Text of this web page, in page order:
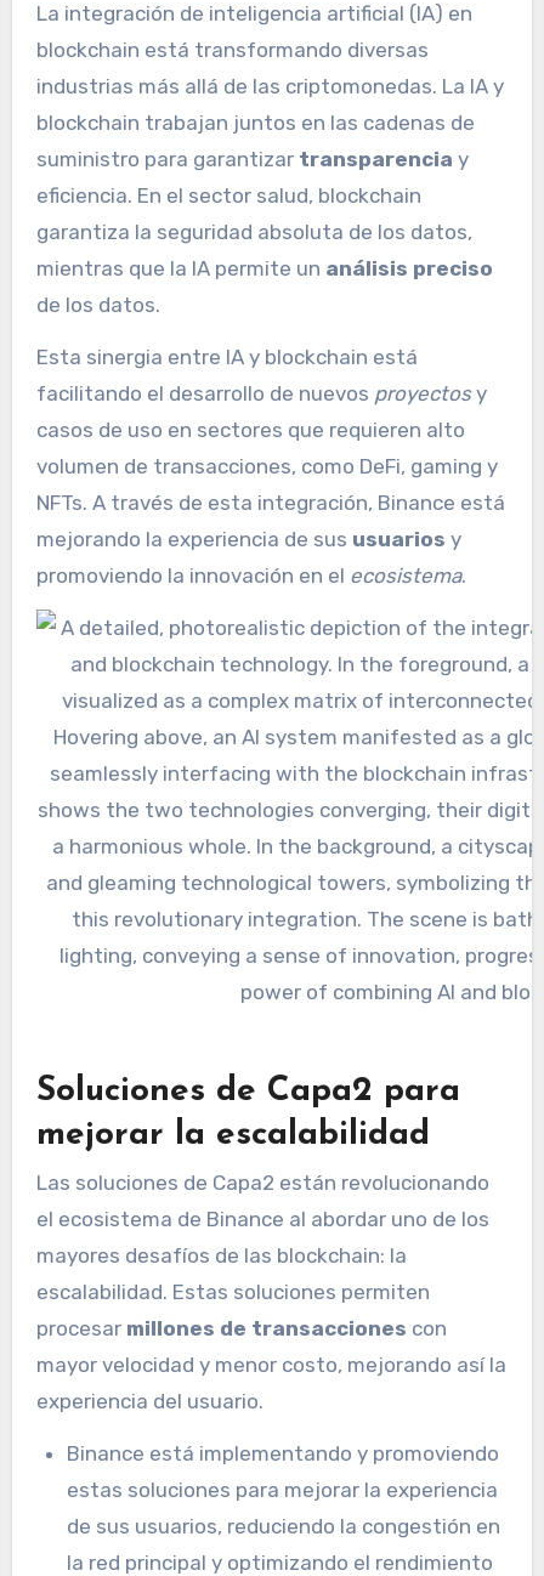
La integración de inteligencia artificial (IA) en
blockchain está transformando diversas
industrias más allá de las criptomonedas. La IA y
blockchain trabajan juntos en las cadenas de
suministro para garantizar transparencia y
eficiencia. En el sector salud, blockchain
garantiza la seguridad absoluta de los datos,
mientras que la IA permite un análisis preciso
de los datos.
Esta sinergia entre IA y blockchain está
facilitando el desarrollo de nuevos proyectosy
casos de uso en sectores que requieren alto
volumen de transacciones, como DeFi, gaming y
NFTs. A través de esta integración, Binance está
mejorando la experiencia de sus usuarios y
promoviendo la innovación en el ecosistema.
Soluciones de Capa2 para
mejorar la escalabilidad
Las soluciones de Capa2 están revolucionando
el ecosistema de Binance al abordar uno de los
mayores desafíos de las blockchain: la
escalabilidad. Estas soluciones permiten
procesar millones de transacciones con
mayor velocidad y menor costo, mejorando así la
experiencia del usuario.
Binance está implementando y promoviendo
estas soluciones para mejorar la experiencia
de sus usuarios, reduciendo la congestión en
la red principal y optimizando el rendimiento